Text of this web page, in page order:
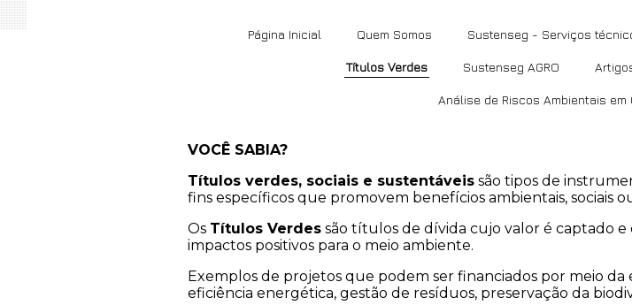
Página Inicial Quem Somos Sustenseg - Serviços
Títulos Verdes Sustenseg AGRO
Análise de Riscos Ambientais em
VOCÊ SABIA?
Títulos verdes, sociais e sustentáveis são tipos de
fins específicos que promovem benefícios ambientais, sociais
Os Títulos Verdes são títulos de dívida cujo valor é captado
impactos positivos para o meio ambiente.
Exemplos de projetos que podem ser financiados por meio da
eficiência energética, gestão de resíduos, preservação da